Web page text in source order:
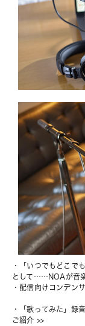
・
「いつでもどこで
として……NOAが音
・ 配信向けコンデン
・
「歌ってみた」録
ご紹介 >>